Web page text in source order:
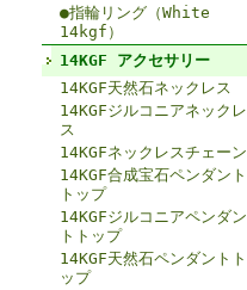
●指輪リング（White
14kgf）
14KGF アクセサリー
14KGF天然石ネックレス
14KGFジルコニアネックレ
ス
14KGFネックレスチェーン
14KGF合成宝石ペンダント
トップ
14KGFジルコニアペンダン
トトップ
14KGF天然石ペンダントト
ップ